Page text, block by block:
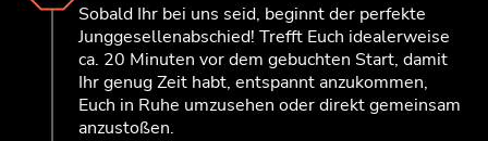
Sobald Ihr bei uns seid, beginnt der perfekte
Junggesellenabschied! Trefft Euch idealerweise
ca. 20 Minuten vor dem gebuchten Start, damit
Ihr genug Zeit habt, entspannt anzukommen,
Euch in Ruhe umzusehen oder direkt gemeinsam
anzustoßen.